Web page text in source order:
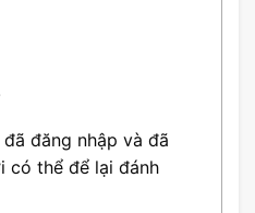
chơi game E-
đăng nhập và đã
có thể để lại đánh